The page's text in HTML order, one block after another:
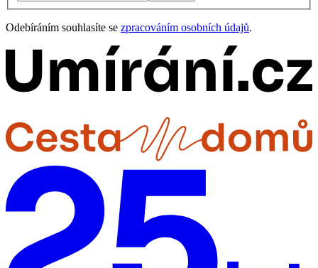
Odebíráním souhlasíte se zpracováním osobních údajů.